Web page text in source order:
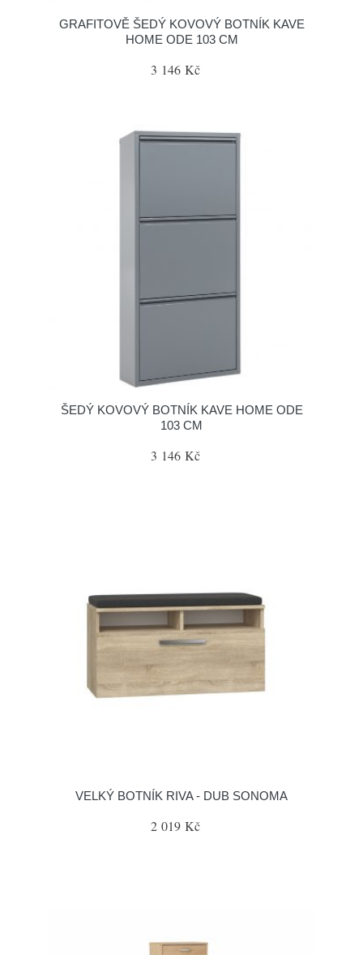
GRAFITOVĚ ŠEDÝ KOVOVÝ BOTNÍK KAVE
HOME ODE 103 CM
3 146 Kč
ŠEDÝ KOVOVÝ BOTNÍK KAVE HOME ODE
103 CM
3 146 Kč
VELKÝ BOTNÍK RIVA - DUB SONOMA
2 019 Kč